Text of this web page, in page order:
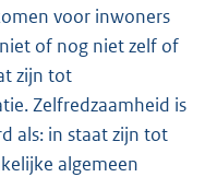
voor inwoners
of nog niet zelf of
zijn tot
Zelfredzaamheid is
als: in staat zijn tot
algemeen